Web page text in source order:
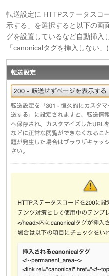
転送設定に HTTPステータスコ
示する」を選択すると以下の画
グを設置しているなど自動挿入
「canonicalタグを挿入しない